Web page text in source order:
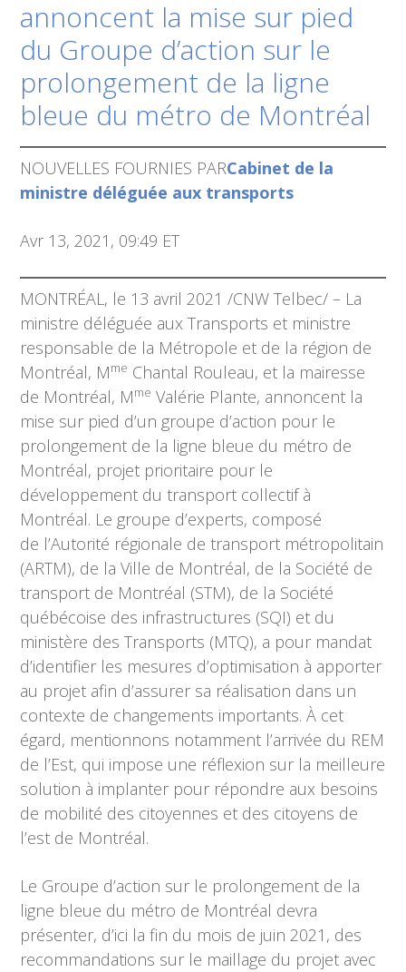
annoncent la mise sur pied
du Groupe d’action sur le
prolongement de la ligne
bleue du métro de Montréal
NOUVELLES FOURNIES PARCabinet de la
ministre déléguée aux transports
Avr 13, 2021, 09:49 ET
MONTRÉAL, le 13 avril 2021 /CNW Telbec/ – La
ministre déléguée aux Transports et ministre
responsable de la Métropole et de la région de
Montréal, Mme Chantal Rouleau, et la mairesse
de Montréal, Mme Valérie Plante, annoncent la
mise sur pied d’un groupe d’action pour le
prolongement de la ligne bleue du métro de
Montréal, projet prioritaire pour le
développement du transport collectif à
Montréal. Le groupe d’experts, composé
de l’Autorité régionale de transport métropolitain
(ARTM), de la Ville de Montréal, de la Société de
transport de Montréal (STM), de la Société
québécoise des infrastructures (SQI) et du
ministère des Transports (MTQ), a pour mandat
d’identifier les mesures d’optimisation à apporter
au projet afin d’assurer sa réalisation dans un
contexte de changements importants. À cet
égard, mentionnons notamment l’arrivée du REM
de l’Est, qui impose une réflexion sur la meilleure
solution à implanter pour répondre aux besoins
de mobilité des citoyennes et des citoyens de
l’est de Montréal.
Le Groupe d’action sur le prolongement de la
ligne bleue du métro de Montréal devra
présenter, d’ici la fin du mois de juin 2021, des
recommandations sur le maillage du projet avec